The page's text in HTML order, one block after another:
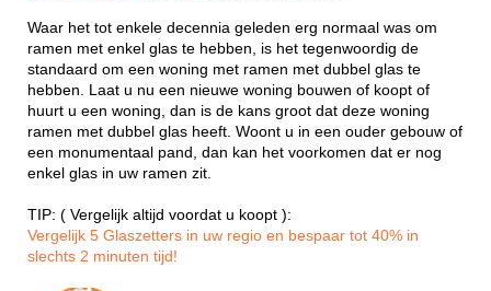
Waar het tot enkele decennia geleden erg normaal was om
ramen met enkel glas te hebben, is het tegenwoordig de
standaard om een woning met ramen met dubbel glas te
hebben. Laat u nu een nieuwe woning bouwen of koopt of
huurt u een woning, dan is de kans groot dat deze woning
ramen met dubbel glas heeft. Woont u in een ouder gebouw of
een monumentaal pand, dan kan het voorkomen dat er nog
enkel glas in uw ramen zit.
TIP: ( Vergelijk altijd voordat u koopt ):
Vergelijk 5 Glaszetters in uw regio en bespaar tot 40% in
slechts 2 minuten tijd!